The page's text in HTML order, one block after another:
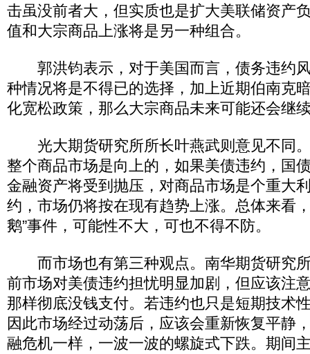
击虽没前者大，但实质也是扩大美联储资产
值和大宗商品上涨将是另一种组合。
郭洪钧表示，对于美国而言，债务违约
种情况将是不得已的选择，加上近期伯南克
化宽松政策，那么大宗商品未来可能还会继
光大期货研究所所长叶燕武则意见不同
整个商品市场是向上的，如果美债违约，国
金融资产将受到抛压，对商品市场是个重大
约，市场仍将按在现有趋势上涨。总体来看
鹅”事件，可能性不大，可也不得不防。
而市场也有第三种观点。南华期货研究
前市场对美债违约担忧明显加剧，但应该注
那样彻底没钱支付。若违约也只是短期技术
因此市场经过动荡后，应该会重新恢复平静
融危机一样，一波一波的螺旋式下跌。期间